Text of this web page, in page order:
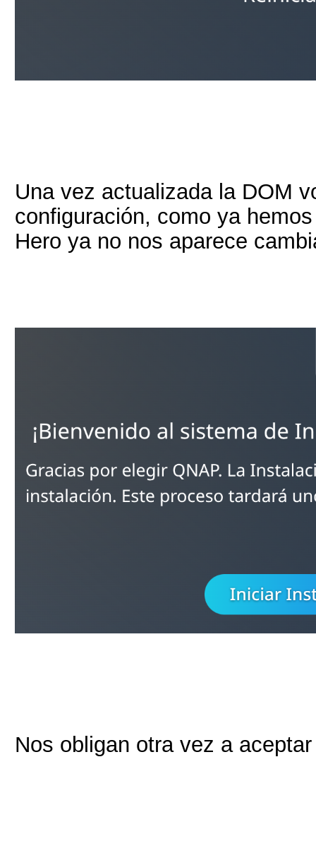
Una vez actualizada la DOM
configuración, como ya
Hero ya no nos aparece
Nos obligan otra vez a